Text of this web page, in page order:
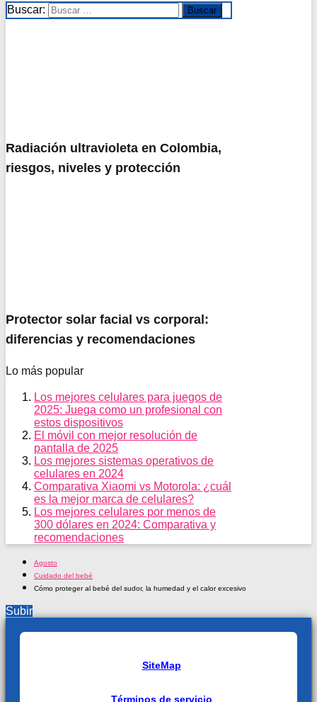
Buscar:
Radiación ultravioleta en Colombia,
riesgos, niveles y protección
Protector solar facial vs corporal:
diferencias y recomendaciones
Lo más popular
Los mejores celulares para juegos de
2025: Juega como un profesional con
estos dispositivos
El móvil con mejor resolución de
pantalla de 2025
Los mejores sistemas operativos de
celulares en 2024
Comparativa Xiaomi vs Motorola: ¿cuál
es la mejor marca de celulares?
Los mejores celulares por menos de
300 dólares en 2024: Comparativa y
recomendaciones
Agosto
Cuidado del bebé
Cómo proteger al bebé del sudor, la humedad y el calor excesivo
Subir
SiteMap
Términos de servicio